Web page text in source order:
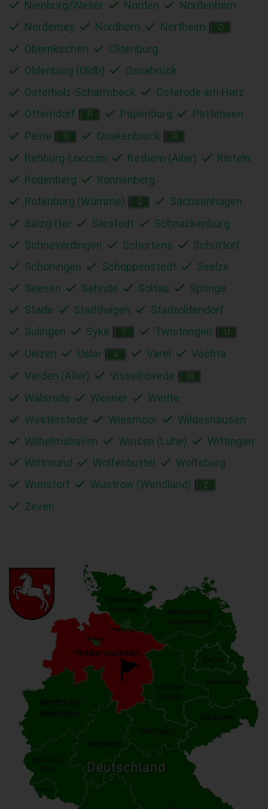
Nienburg/Weser Norden
Nordenham
Norderney
Nordhorn Northeim O
Obernkirchen
Oldenburg
Oldenburg (Oldb)
Osnabrück
Osterholz-Scharmbeck
Osterode am Harz
Otterndorf
P Papenburg
Pattensen
Peine
Q Quakenbrück R
Rehburg-Loccum Rethem (Aller)
Rinteln
Rodenberg
Ronnenberg
Rotenburg (Wümme)
S
Sachsenhagen
Salzgitter
Sarstedt
Schnackenburg
Schneverdingen
Schortens
Schüttorf
Schöningen
Schöppenstedt
Seelze
Seesen
Sehnde Soltau
Springe
Stade
Stadthagen
Stadtoldendorf
Sulingen
Syke T Twistringen U
Uelzen Uslar V Varel
Vechta
Verden (Aller)
Visselhövede W
Walsrode Weener
Werlte
Westerstede
Wiesmoor
Wildeshausen
Wilhelmshaven
Winsen (Luhe)
Wittingen
Wittmund
Wolfenbüttel
Wolfsburg
Wunstorf
Wustrow (Wendland) Z
Zeven